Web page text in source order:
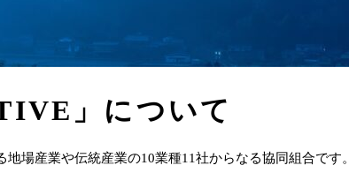
」について
地場産業や伝統産業の10業種11社からなる協同組合